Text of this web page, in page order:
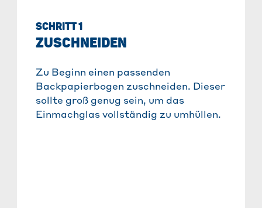
SCHRITT 1
ZUSCHNEIDEN
Zu Beginn einen passenden
Backpapierbogen zuschneiden. Dieser
sollte groß genug sein, um das
Einmachglas vollständig zu umhüllen.